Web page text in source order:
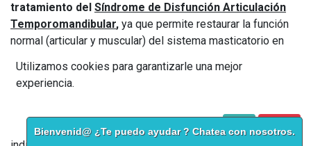
tratamiento del Síndrome de Disfunción Articulación
Temporomandibular, ya que permite restaurar la función
normal (articular y muscular) del sistema masticatorio en
cuello.
Esto se consigue mediante la aplicación de un programa
Utilizamos cookies para garantizarle una mejor
experiencia.
Bienvenid@ ¿Te puedo ayudar ? Chatea con nosotros.